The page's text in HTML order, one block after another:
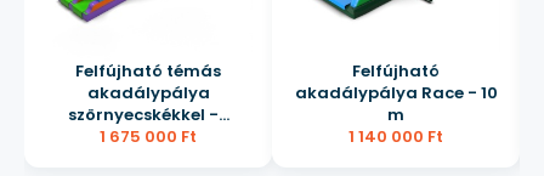
Felfújható témás
akadálypálya
szörnyecskékkel -...
1 675 000 Ft
Felfújható
akadálypálya Race - 10
m
1 140 000 Ft